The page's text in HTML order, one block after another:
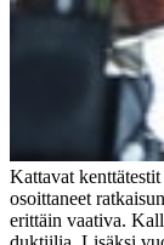
Kattavat
osoittaneet
erittäin vaativa.